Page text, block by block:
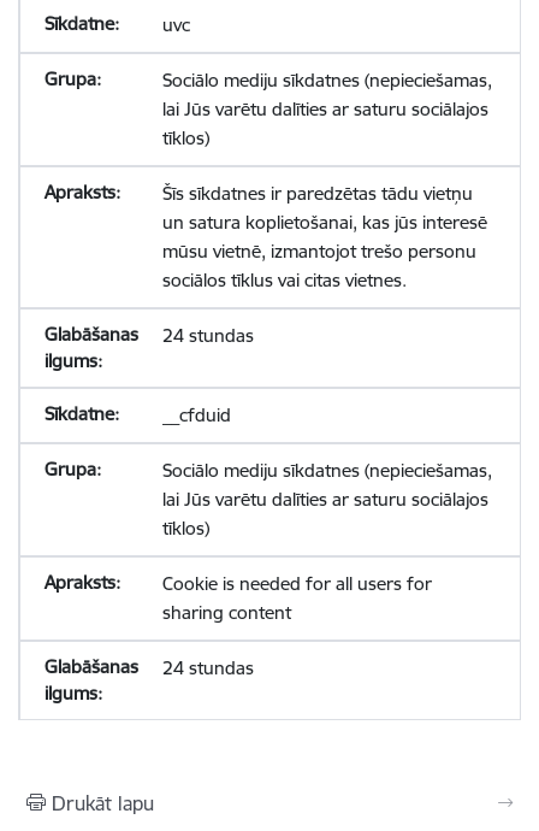
uvc
Sociālo mediju sīkdatnes (nepieciešamas,
lai Jūs varētu dalīties ar saturu sociālajos
tīklos)
Šīs sīkdatnes ir paredzētas tādu vietņu
un satura koplietošanai, kas jūs interesē
mūsu vietnē, izmantojot trešo personu
sociālos tīklus vai citas vietnes.
24 stundas
__cfduid
Sociālo mediju sīkdatnes (nepieciešamas,
lai Jūs varētu dalīties ar saturu sociālajos
tīklos)
Cookie is needed for all users for
sharing content
24 stundas
Drukāt lapu